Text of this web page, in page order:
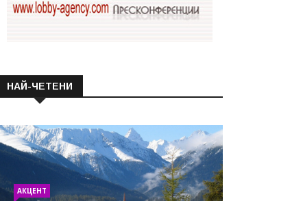
НАЙ-ЧЕТЕНИ
АКЦЕНТ